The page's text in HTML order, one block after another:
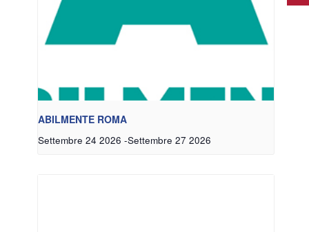
ABILMENTE ROMA
Settembre 24 2026 -Settembre 27 2026